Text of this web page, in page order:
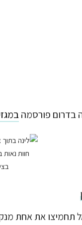
בדרום פורסמה
חוות נאות
תחמיצו את אחת